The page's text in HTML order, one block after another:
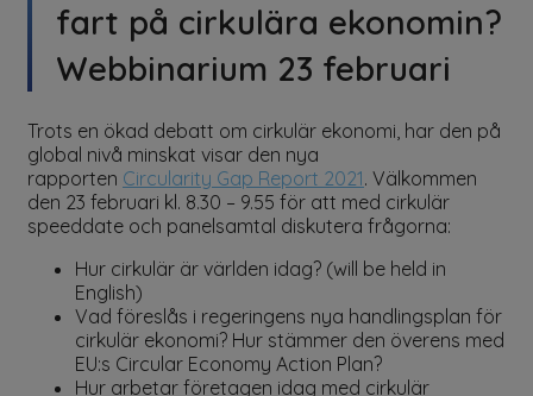
fart på cirkulära ekonomin?
Webbinarium 23 februari
Trots en ökad debatt om cirkulär ekonomi, har den på
global nivå minskat visar den nya
rapporten Circularity Gap Report 2021. Välkommen
den 23 februari kl. 8.30 – 9.55 för att med cirkulär
speeddate och panelsamtal diskutera frågorna:
Hur cirkulär är världen idag? (will be held in
English)
Vad föreslås i regeringens nya handlingsplan för
cirkulär ekonomi? Hur stämmer den överens med
EU:s Circular Economy Action Plan?
Hur arbetar företagen idag med cirkulär